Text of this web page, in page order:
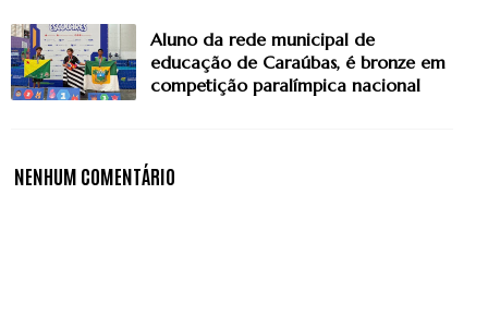
Aluno da rede municipal de
educação de Caraúbas, é bronze em
competição paralímpica nacional
NENHUM COMENTÁRIO